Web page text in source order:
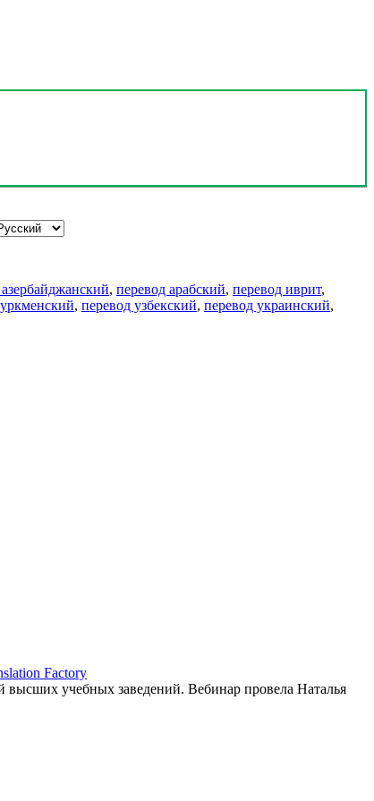
, перевод арабский, перевод иврит,
, перевод узбекский, перевод украинский,
Factory
учебных заведений. Вебинар провела Наталья